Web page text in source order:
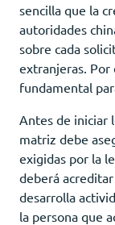
sencilla que la
autoridades
sobre cada
extranjeras. Por
fundamental
Antes de iniciar
matriz debe
exigidas por la
deberá
desarrolla
la persona que